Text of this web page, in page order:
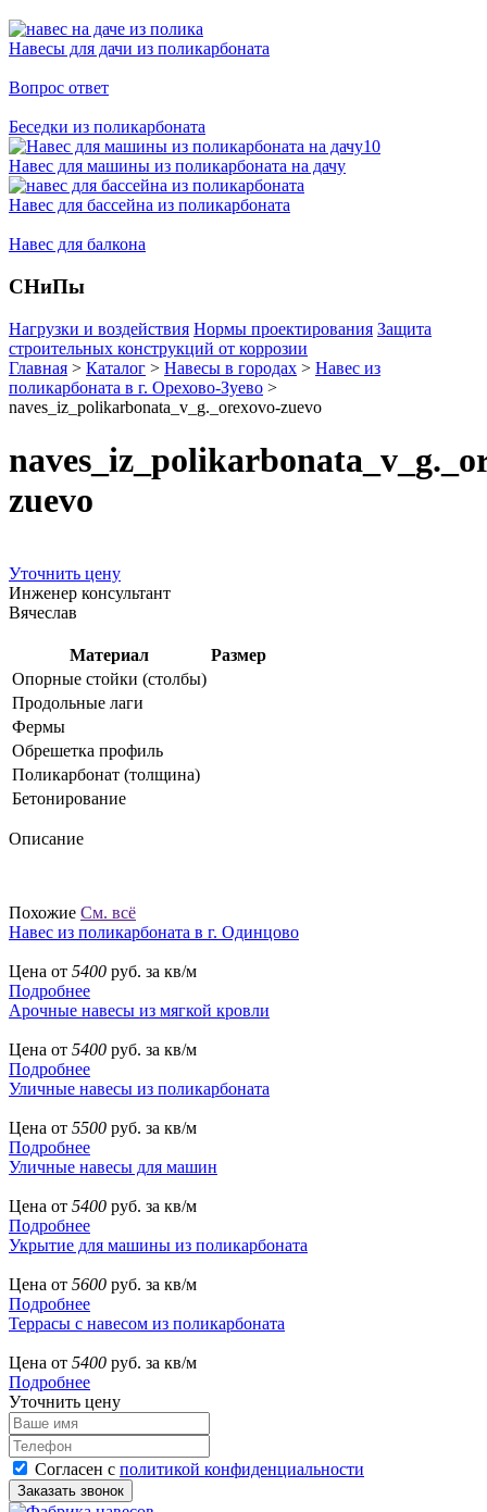
Навесы для дачи из поликарбоната
Вопрос ответ
Беседки из поликарбоната
Навес для машины из поликарбоната на дачу
Навес для бассейна из поликарбоната
Навес для балкона
СНиПы
Нагрузки и воздействия Нормы проектирования Защита
строительных конструкций от коррозии
Главная > Каталог > Навесы в городах > Навес из
поликарбоната в г. Орехово-Зуево >
naves_iz_polikarbonata_v_g._orexovo-zuevo
zuevo
Уточнить цену
Инженер консультант
Вячеслав
Материал
Размер
Опорные стойки (столбы)
Продольные лаги
Фермы
Обрешетка профиль
Поликарбонат (толщина)
Бетонирование
Описание
Похожие См. всё
Навес из поликарбоната в г. Одинцово
Цена от 5400 руб. за кв/м
Подробнее
Арочные навесы из мягкой кровли
Цена от 5400 руб. за кв/м
Подробнее
Уличные навесы из поликарбоната
Цена от 5500 руб. за кв/м
Подробнее
Уличные навесы для машин
Цена от 5400 руб. за кв/м
Подробнее
Укрытие для машины из поликарбоната
Цена от 5600 руб. за кв/м
Подробнее
Террасы с навесом из поликарбоната
Цена от 5400 руб. за кв/м
Подробнее
Уточнить цену
Согласен с политикой конфиденциальности